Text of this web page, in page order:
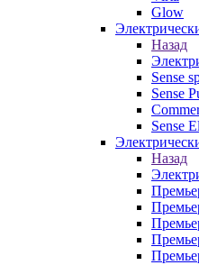
Glow
Назад
Sense
Sense
Sense
Назад